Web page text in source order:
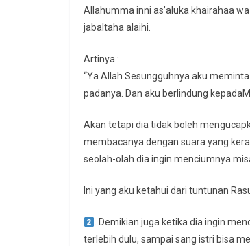
Allahumma inni as’aluka khairahaa
jabaltaha alaihi.
Artinya :
“Ya Allah Sesungguhnya aku
padanya. Dan aku berlindung
Akan tetapi dia tidak boleh
membacanya dengan suara yang
seolah-olah dia ingin menciumnya
. Demikian juga ketika dia ingin
terlebih dulu, sampai sang istri bisa